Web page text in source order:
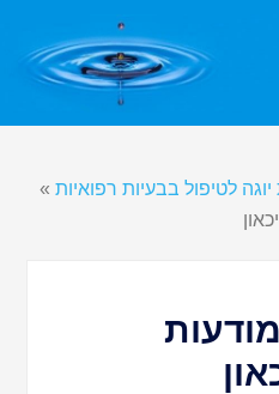
לטיפול בבעיות רפואיות »